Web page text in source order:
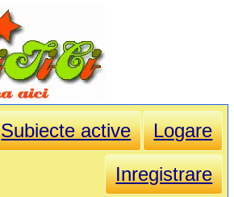
Subiecte active
Logare
Inregistrare